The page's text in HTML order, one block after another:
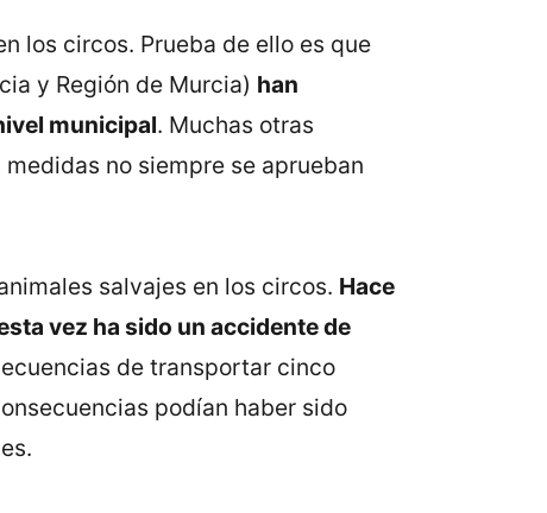
los circos. Prueba de ello es que
y Región de Murcia) han
municipal. Muchas otras
no siempre se aprueban
salvajes en los circos. Hace
vez ha sido un accidente de
de transportar cinco
podían haber sido